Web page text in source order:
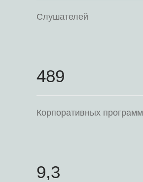
489
9,3
Корпоративных программ
Слушателей